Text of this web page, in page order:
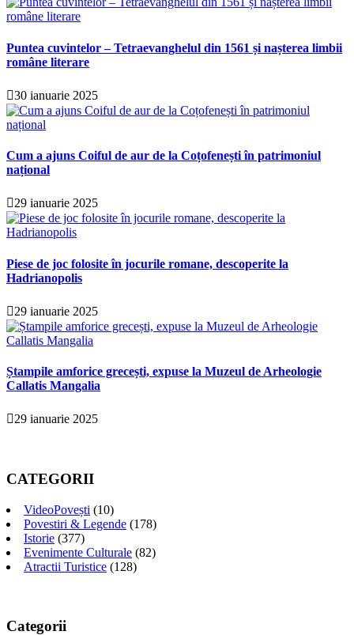
Puntea cuvintelor – Tetraevanghelul din 1561 și nașterea limbii
române literare
30 ianuarie 2025
Cum a ajuns Coiful de aur de la Coțofenești în patrimoniul
național
29 ianuarie 2025
Piese de joc folosite în jocurile romane, descoperite la
Hadrianopolis
29 ianuarie 2025
Ștampile amforice grecești, expuse la Muzeul de Arheologie
Callatis Mangalia
29 ianuarie 2025
CATEGORII
VideoPovești (10)
Povestiri & Legende (178)
Istorie (377)
Evenimente Culturale (82)
Atractii Turistice (128)
Categorii